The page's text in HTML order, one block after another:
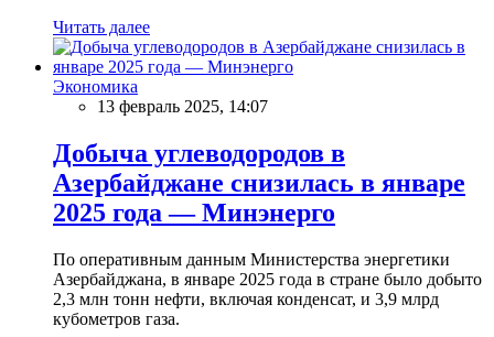
Читать далее
Экономика
13 февраль 2025, 14:07
Добыча углеводородов в
Азербайджане снизилась в январе
2025 года — Минэнерго
По оперативным данным Министерства энергетики
Азербайджана, в январе 2025 года в стране было добыто
2,3 млн тонн нефти, включая конденсат, и 3,9 млрд
кубометров газа.